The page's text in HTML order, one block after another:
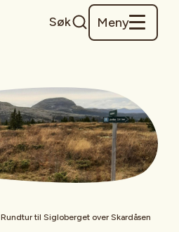
Søk Meny
Rundtur til Sigloberget over Skardåsen